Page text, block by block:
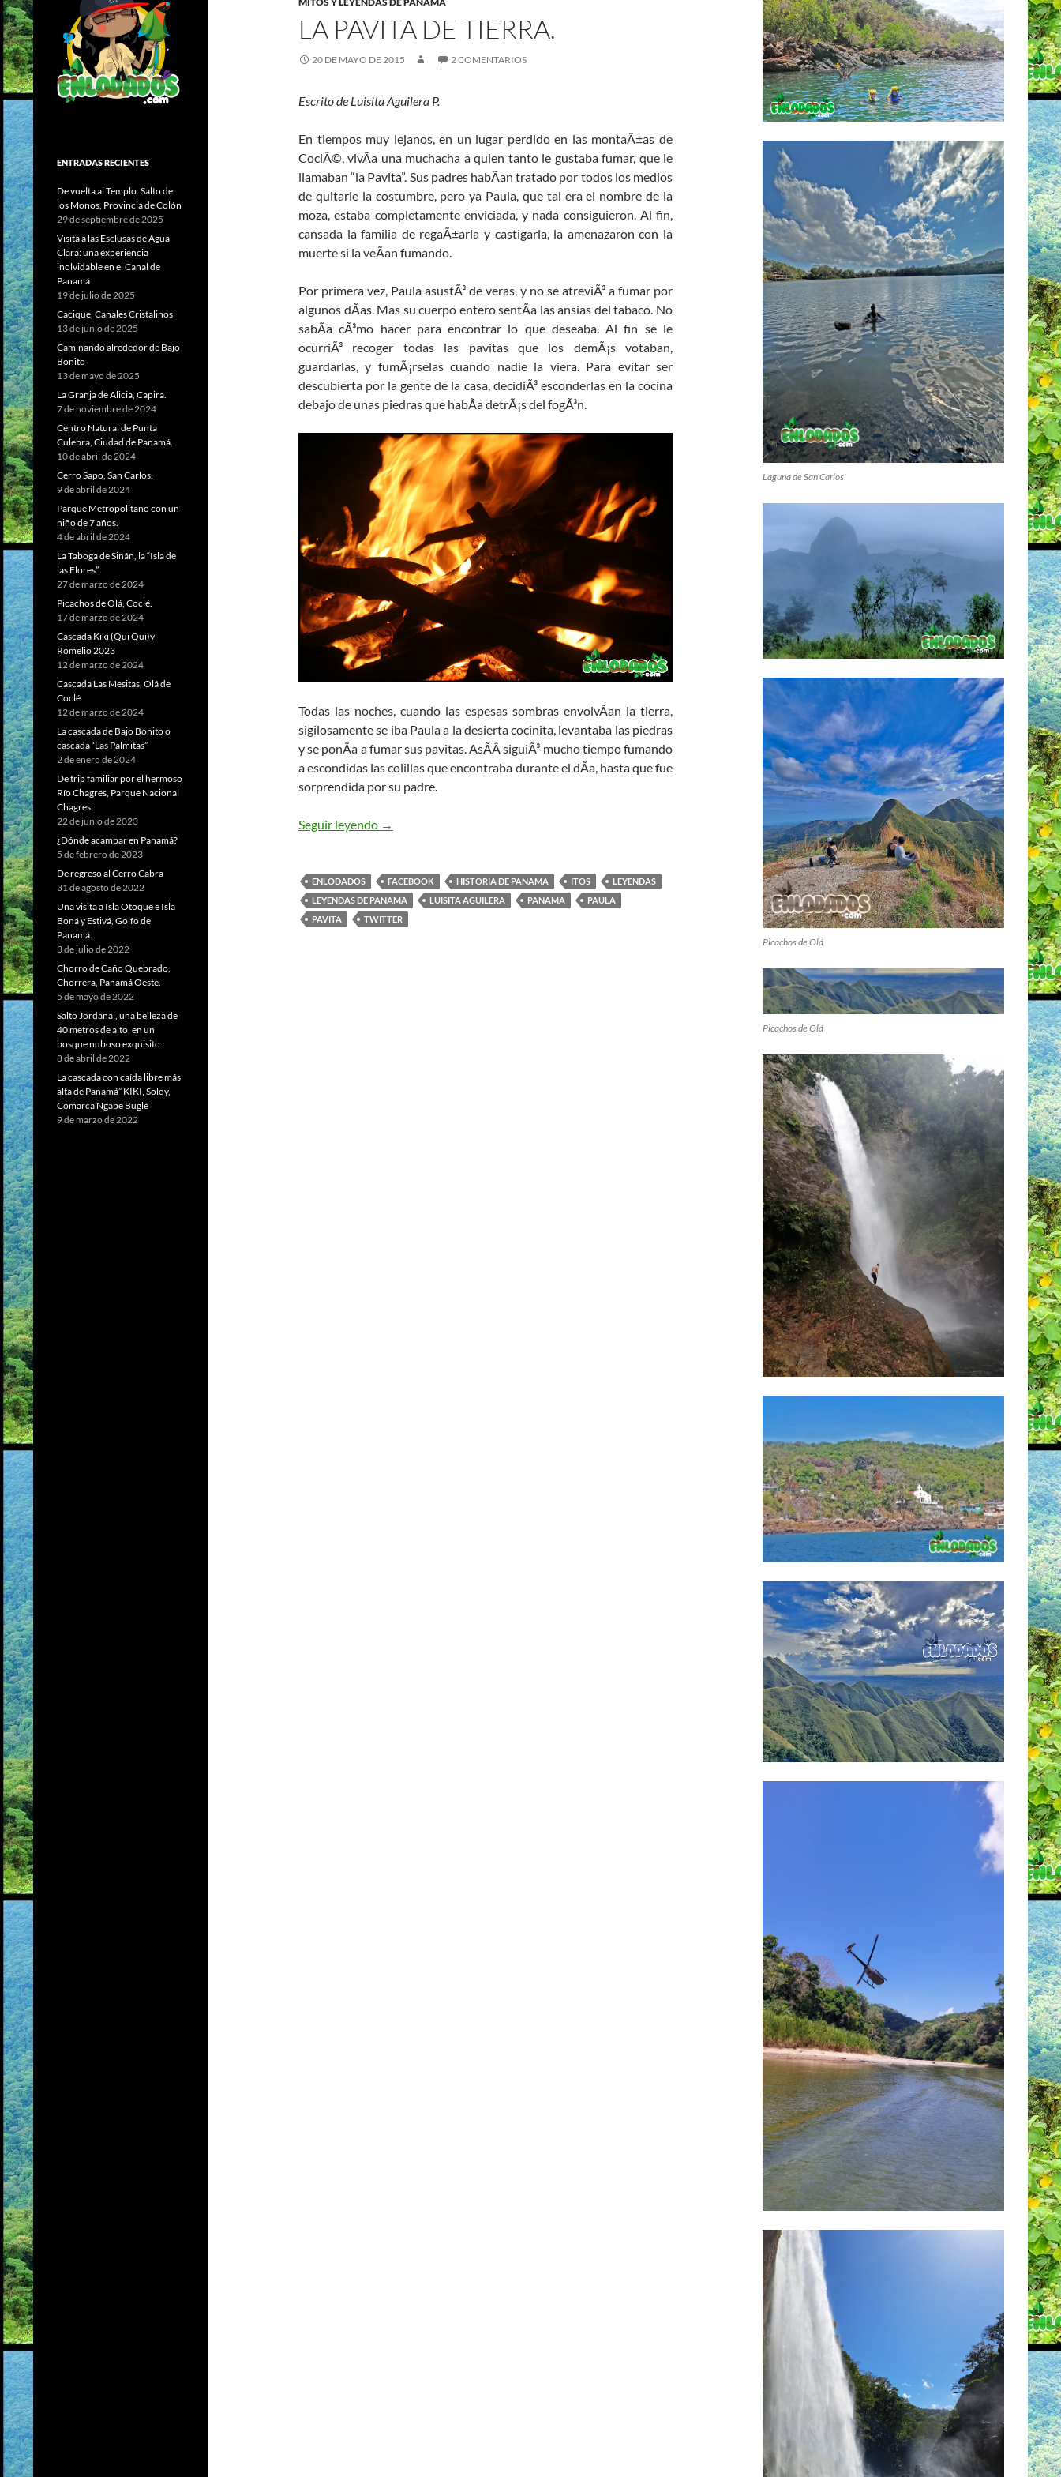
LA PAVITA DE TIERRA.
20 DE MAYO DE 2015 2 COMENTARIOS
Escrito de Luisita Aguilera P.
En tiempos muy lejanos, en un lugar perdido en las montaÃ±as de
CoclÃ©, vivÃ­a una muchacha a quien tanto le gustaba fumar, que le
llamaban “la Pavita”. Sus padres habÃ­an tratado por todos los medios
de quitarle la costumbre, pero ya Paula, que tal era el nombre de la
moza, estaba completamente enviciada, y nada consiguieron. Al fin,
cansada la familia de regaÃ±arla y castigarla, la amenazaron con la
muerte si la veÃ­an fumando.
Por primera vez, Paula asustÃ³ de veras, y no se atreviÃ³ a fumar por
algunos dÃ­as. Mas su cuerpo entero sentÃ­a las ansias del tabaco. No
sabÃ­a cÃ³mo hacer para encontrar lo que deseaba. Al fin se le
ocurriÃ³ recoger todas las pavitas que los demÃ¡s votaban,
guardarlas, y fumÃ¡rselas cuando nadie la viera. Para evitar ser
descubierta por la gente de la casa, decidiÃ³ esconderlas en la cocina
debajo de unas piedras que habÃ­a detrÃ¡s del fogÃ³n.
Todas las noches, cuando las espesas sombras envolvÃ­an la tierra,
sigilosamente se iba Paula a la desierta cocinita, levantaba las piedras
y se ponÃ­a a fumar sus pavitas. AsÃ­Â­ siguiÃ³ mucho tiempo fumando
a escondidas las colillas que encontraba durante el dÃ­a, hasta que fue
sorprendida por su padre.
Seguir leyendo La pavita de tierra.
→
ENLODADOS FACEBOOK HISTORIA DE PANAMA ITOS
LEYENDAS
LEYENDAS DE PANAMA
LUISITA AGUILERA PANAMA
PAULA
PAVITA
TWITTER
Laguna de San Carlos
Picachos de Olá
Picachos de Olá
ENTRADAS RECIENTES
De vuelta al Templo: Salto de
los Monos, Provincia de Colón
29 de septiembre de 2025
Visita a las Esclusas de Agua
Clara: una experiencia
inolvidable en el Canal de
Panamá
19 de julio de 2025
Cacique, Canales Cristalinos
13 de junio de 2025
Caminando alrededor de Bajo
Bonito
13 de mayo de 2025
La Granja de Alicia, Capira.
7 de noviembre de 2024
Centro Natural de Punta
Culebra, Ciudad de Panamá.
10 de abril de 2024
Cerro Sapo, San Carlos.
9 de abril de 2024
Parque Metropolitano con un
niño de 7 años.
4 de abril de 2024
La Taboga de Sinán, la “Isla de
las Flores”.
27 de marzo de 2024
Picachos de Olá, Coclé.
17 de marzo de 2024
Cascada Kiki (Qui Qui)y
Romelio 2023
12 de marzo de 2024
Cascada Las Mesitas, Olá de
Coclé
12 de marzo de 2024
La cascada de Bajo Bonito o
cascada “Las Palmitas”
2 de enero de 2024
De trip familiar por el hermoso
Río Chagres, Parque Nacional
Chagres
22 de junio de 2023
¿Dónde acampar en Panamá?
5 de febrero de 2023
De regreso al Cerro Cabra
31 de agosto de 2022
Una visita a Isla Otoque e Isla
Boná y Estivá, Golfo de
Panamá.
3 de julio de 2022
Chorro de Caño Quebrado,
Chorrera, Panamá Oeste.
5 de mayo de 2022
Salto Jordanal, una belleza de
40 metros de alto, en un
bosque nuboso exquisito.
8 de abril de 2022
La cascada con caída libre más
alta de Panamá” KIKI, Soloy,
Comarca Ngäbe Buglé
9 de marzo de 2022